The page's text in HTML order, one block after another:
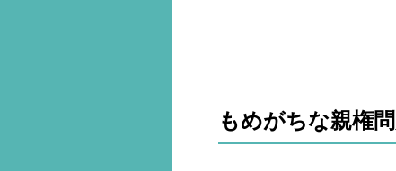
もめがちな親権